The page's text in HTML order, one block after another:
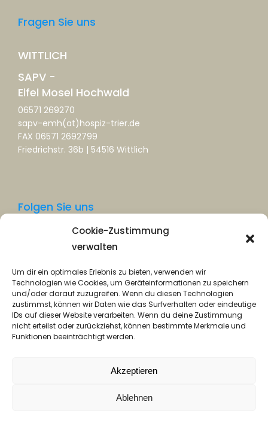
Cookie-Zustimmung
verwalten
Um dir ein optimales Erlebnis zu bieten, verwenden wir
Technologien wie Cookies, um Geräteinformationen zu speichern
und/oder darauf zuzugreifen. Wenn du diesen Technologien
zustimmst, können wir Daten wie das Surfverhalten oder eindeutige
IDs auf dieser Website verarbeiten. Wenn du deine Zustimmung
nicht erteilst oder zurückziehst, können bestimmte Merkmale und
Funktionen beeinträchtigt werden.
Akzeptieren
Ablehnen
Fragen Sie uns
WITTLICH
SAPV -
Eifel Mosel Hochwald
06571 269270
sapv-emh(at)hospiz-trier.de
FAX 06571 2692799
Friedrichstr. 36b | 54516 Wittlich
Folgen Sie uns